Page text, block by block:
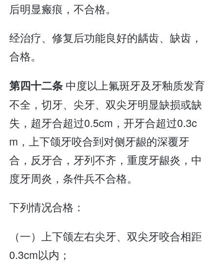
后明显瘢痕，不合格。
经治疗、修复后功能良好的龋齿、缺齿，
合格。
第四十二条 中度以上氟斑牙及牙釉质发育
不全，切牙、尖牙、双尖牙明显缺损或缺
失，超牙合超过0.5cm，开牙合超过0.3c
m，上下颌牙咬合到对侧牙龈的深覆牙
合，反牙合，牙列不齐，重度牙龈炎，中
度牙周炎，条件兵不合格。
下列情况合格：
（一）上下颌左右尖牙、双尖牙咬合相距
0.3cm以内；